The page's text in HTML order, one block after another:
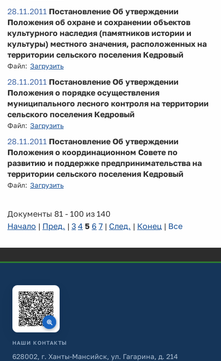
28.11.2011 Постановление Об утверждении
Положения об охране и сохранении объектов
культурного наследия (памятников истории и
культуры) местного значения, расположенных на
территории сельского поселения Кедровый
Файл: Загрузить
28.11.2011 Постановление Об утверждении
Положения о порядке осуществления
муниципального лесного контроля на территории
сельского поселения Кедровый
Файл: Загрузить
28.11.2011 Постановление Об утверждении
Положения о координационном Совете по
развитию и поддержке предпринимательства на
территории сельского поселения Кедровый
Файл: Загрузить
Документы 81 - 100 из 140
Начало | Пред. | 3 4 5 6 7 | След. | Конец | Все
НАШИ КОНТАКТЫ
628002, г. Ханты-Мансийск, ул. Гагарина, д. 214